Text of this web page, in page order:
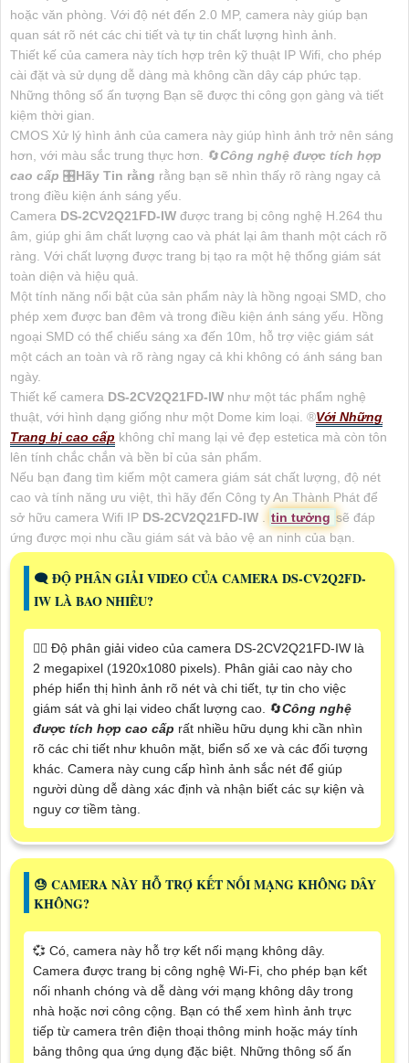
hoặc văn phòng. Với độ nét đến 2.0 MP, camera này giúp bạn
quan sát rõ nét các chi tiết và tự tin chất lượng hình ảnh.
Thiết kế của camera này tích hợp trên kỹ thuật IP Wifi, cho phép
cài đặt và sử dụng dễ dàng mà không cần dây cáp phức tạp.
Những thông số ấn tượng Bạn sẽ được thi công gọn gàng và tiết
kiệm thời gian.
CMOS Xử lý hình ảnh của camera này giúp hình ảnh trở nên sáng
hơn, với màu sắc trung thực hơn. 🔄Công nghệ được tích hợp
cao cấp 🎛Hãy Tin rằng rằng bạn sẽ nhìn thấy rõ ràng ngay cả
trong điều kiện ánh sáng yếu.
Camera DS-2CV2Q21FD-IW được trang bị công nghệ H.264 thu
âm, giúp ghi âm chất lượng cao và phát lại âm thanh một cách rõ
ràng. Với chất lượng được trang bị tạo ra một hệ thống giám sát
toàn diện và hiệu quả.
Một tính năng nổi bật của sản phẩm này là hồng ngoại SMD, cho
phép xem được ban đêm và trong điều kiện ánh sáng yếu. Hồng
ngoại SMD có thể chiếu sáng xa đến 10m, hỗ trợ việc giám sát
một cách an toàn và rõ ràng ngay cả khi không có ánh sáng ban
ngày.
Thiết kế camera DS-2CV2Q21FD-IW như một tác phẩm nghệ
thuật, với hình dạng giống như một Dome kim loại. ®️Với Những
Trang bị cao cấp không chỉ mang lại vẻ đẹp estetica mà còn tôn
lên tính chắc chắn và bền bỉ của sản phẩm.
Nếu bạn đang tìm kiếm một camera giám sát chất lượng, độ nét
cao và tính năng ưu việt, thì hãy đến Công ty An Thành Phát để
sở hữu camera Wifi IP DS-2CV2Q21FD-IW . tin tưởng sẽ đáp
ứng được mọi nhu cầu giám sát và bảo vệ an ninh của bạn.
🗨️ ĐỘ PHÂN GIẢI VIDEO CỦA CAMERA DS-CV2Q2FD-
IW LÀ BAO NHIÊU?
❤️‍💋‍ Độ phân giải video của camera DS-2CV2Q21FD-IW là
2 megapixel (1920x1080 pixels). Phân giải cao này cho
phép hiển thị hình ảnh rõ nét và chi tiết, tự tin cho việc
giám sát và ghi lại video chất lượng cao. 🔄Công nghệ
được tích hợp cao cấp rất nhiều hữu dụng khi cần nhìn
rõ các chi tiết như khuôn mặt, biển số xe và các đối tượng
khác. Camera này cung cấp hình ảnh sắc nét để giúp
người dùng dễ dàng xác định và nhận biết các sự kiện và
nguy cơ tiềm tàng.
😓 CAMERA NÀY HỖ TRỢ KẾT NỐI MẠNG KHÔNG DÂY
KHÔNG?
💞 Có, camera này hỗ trợ kết nối mạng không dây.
Camera được trang bị công nghệ Wi-Fi, cho phép bạn kết
nối nhanh chóng và dễ dàng với mạng không dây trong
nhà hoặc nơi công cộng. Bạn có thể xem hình ảnh trực
tiếp từ camera trên điện thoại thông minh hoặc máy tính
bảng thông qua ứng dụng đặc biệt. Những thông số ấn